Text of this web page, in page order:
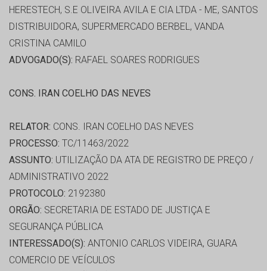
HERESTECH, S.E OLIVEIRA AVILA E CIA LTDA - ME, SANTOS
DISTRIBUIDORA, SUPERMERCADO BERBEL, VANDA
CRISTINA CAMILO
ADVOGADO(S): RAFAEL SOARES RODRIGUES
CONS. IRAN COELHO DAS NEVES
RELATOR: CONS. IRAN COELHO DAS NEVES
PROCESSO: TC/11463/2022
ASSUNTO: UTILIZAÇÃO DA ATA DE REGISTRO DE PREÇO /
ADMINISTRATIVO 2022
PROTOCOLO: 2192380
ORGÃO: SECRETARIA DE ESTADO DE JUSTIÇA E
SEGURANÇA PÚBLICA
INTERESSADO(S): ANTONIO CARLOS VIDEIRA, GUARA
COMERCIO DE VEÍCULOS